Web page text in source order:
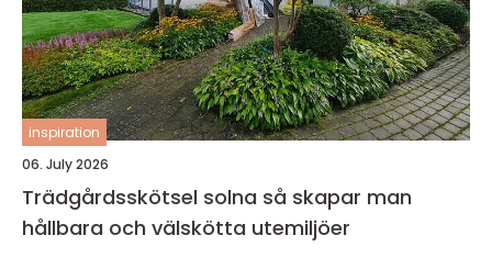
inspiration
06. July 2026
Trädgårdsskötsel solna så skapar man
hållbara och välskötta utemiljöer